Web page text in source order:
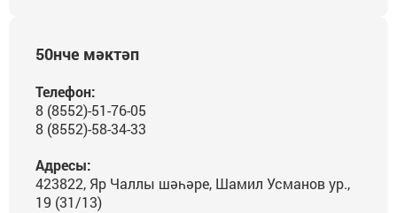
50нче мәктәп
Телефон:
8 (8552)-51-76-05
8 (8552)-58-34-33
Адресы:
423822, Яр Чаллы шәһәре, Шамил Усманов ур.,
19 (31/13)